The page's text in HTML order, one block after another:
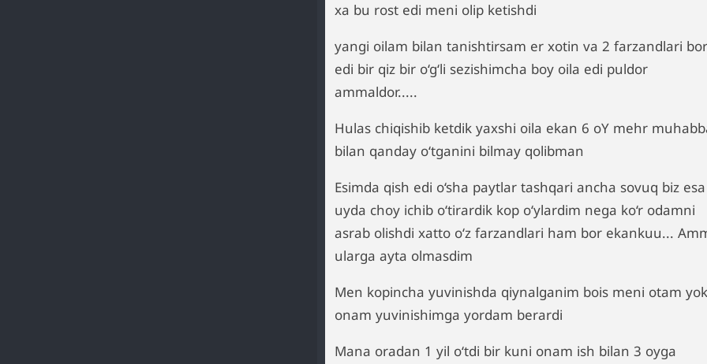
xa bu rost edi meni olip ketishdi
yangi oilam bilan tanishtirsam er xotin va 2 farzandlari bor
edi bir qiz bir o‘g‘li sezishimcha boy oila edi puldor
ammaldor.....
Hulas chiqishib ketdik yaxshi oila ekan 6 oY mehr
bilan qanday o‘tganini bilmay qolibman
Esimda qish edi o‘sha paytlar tashqari ancha sovuq biz esa
uyda choy ichib o‘tirardik kop o‘ylardim nega ko‘r odamni
asrab olishdi xatto o‘z farzandlari ham bor ekankuu...
ularga ayta olmasdim
Men kopincha yuvinishda qiynalganim bois meni otam
onam yuvinishimga yordam berardi
Mana oradan 1 yil o‘tdi bir kuni onam ish bilan 3 oyga